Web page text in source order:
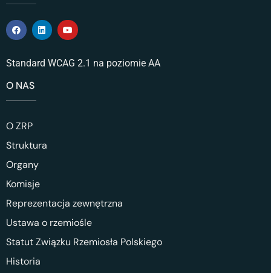
Standard WCAG 2.1 na poziomie AA
O NAS
O ZRP
Struktura
Organy
Komisje
Reprezentacja zewnętrzna
Ustawa o rzemiośle
Statut Związku Rzemiosła Polskiego
Historia